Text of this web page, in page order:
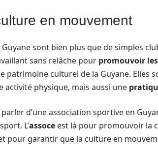
en mouvement
sont bien plus que de simples
sans relâche pour promouvoir
culturel de la Guyane. Elles
activité physique, mais aussi une
d’une association sportive en
L’assoce est là pour promouvoir la
pour garantir que la culture en